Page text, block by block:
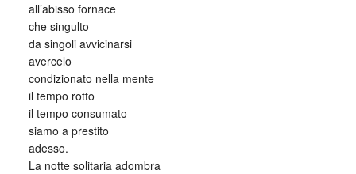
all’abisso fornace
che singulto
da singoli avvicinarsi
avercelo
condizionato nella mente
il tempo rotto
il tempo consumato
siamo a prestito
adesso.
La notte solitaria adombra